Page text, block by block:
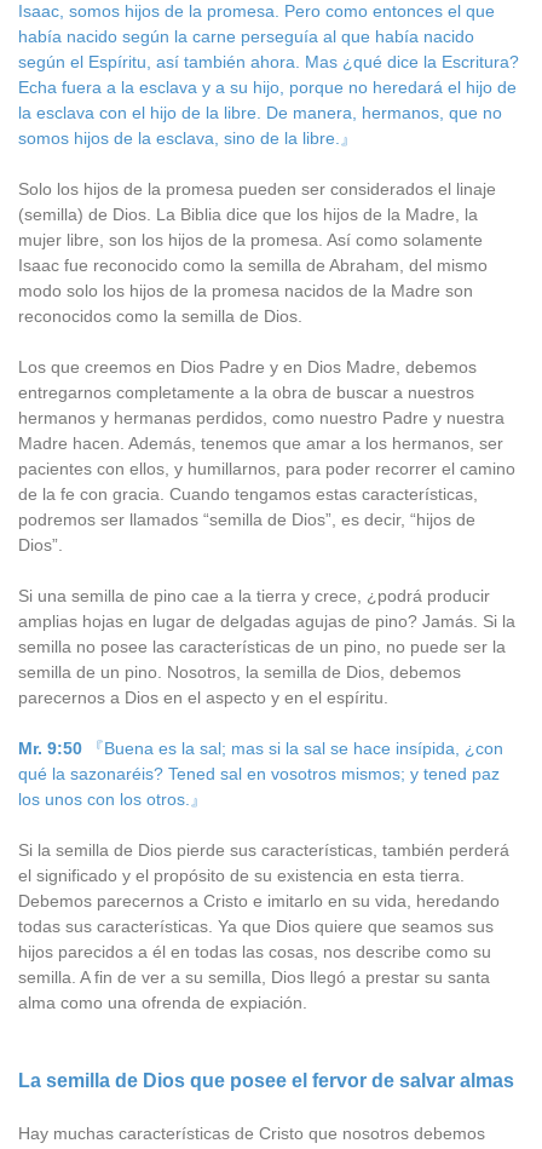
Isaac, somos hijos de la promesa. Pero como entonces el que
había nacido según la carne perseguía al que había nacido
según el Espíritu, así también ahora. Mas ¿qué dice la Escritura?
Echa fuera a la esclava y a su hijo, porque no heredará el hijo de
la esclava con el hijo de la libre. De manera, hermanos, que no
somos hijos de la esclava, sino de la libre.』
Solo los hijos de la promesa pueden ser considerados el linaje
(semilla) de Dios. La Biblia dice que los hijos de la Madre, la
mujer libre, son los hijos de la promesa. Así como solamente
Isaac fue reconocido como la semilla de Abraham, del mismo
modo solo los hijos de la promesa nacidos de la Madre son
reconocidos como la semilla de Dios.
Los que creemos en Dios Padre y en Dios Madre, debemos
entregarnos completamente a la obra de buscar a nuestros
hermanos y hermanas perdidos, como nuestro Padre y nuestra
Madre hacen. Además, tenemos que amar a los hermanos, ser
pacientes con ellos, y humillarnos, para poder recorrer el camino
de la fe con gracia. Cuando tengamos estas características,
podremos ser llamados “semilla de Dios”, es decir, “hijos de
Dios”.
Si una semilla de pino cae a la tierra y crece, ¿podrá producir
amplias hojas en lugar de delgadas agujas de pino? Jamás. Si la
semilla no posee las características de un pino, no puede ser la
semilla de un pino. Nosotros, la semilla de Dios, debemos
parecernos a Dios en el aspecto y en el espíritu.
Mr. 9:50
『Buena es la sal; mas si la sal se hace insípida, ¿con
qué la sazonaréis? Tened sal en vosotros mismos; y tened paz
los unos con los otros.』
Si la semilla de Dios pierde sus características, también perderá
el significado y el propósito de su existencia en esta tierra.
Debemos parecernos a Cristo e imitarlo en su vida, heredando
todas sus características. Ya que Dios quiere que seamos sus
hijos parecidos a él en todas las cosas, nos describe como su
semilla. A fin de ver a su semilla, Dios llegó a prestar su santa
alma como una ofrenda de expiación.
La semilla de Dios que posee el fervor de salvar almas
Hay muchas características de Cristo que nosotros debemos